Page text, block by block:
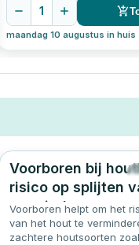
1
maandag 10 augustus in huis
Voorboren bij
risico op splijten
verminderen
Voorboren helpt om het
van het hout te
zachtere houtsoorten